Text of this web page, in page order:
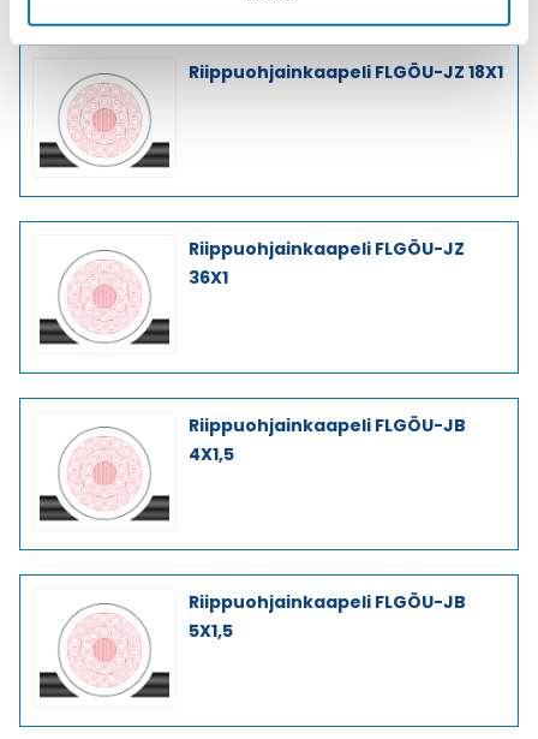
Riippuohjainkaapeli FLGÖU-JZ 18X1
Riippuohjainkaapeli FLGÖU-JZ
36X1
Riippuohjainkaapeli FLGÖU-JB
4X1,5
Riippuohjainkaapeli FLGÖU-JB
5X1,5